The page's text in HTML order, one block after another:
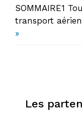
SOMMAIRE1
transport
»
Les